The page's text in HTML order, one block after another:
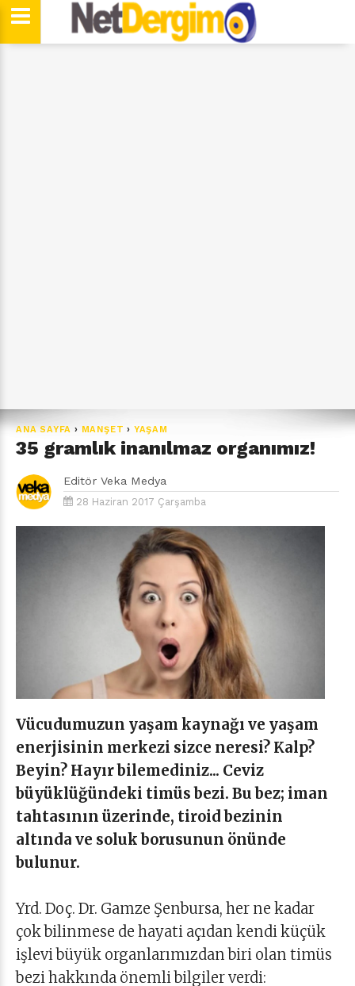
ANA SAYFA › MANŞET › YAŞAM
35 gramlık inanılmaz organımız!
Editör Veka Medya
28 Haziran 2017 Çarşamba
Vücudumuzun yaşam kaynağı ve yaşam
enerjisinin merkezi sizce neresi? Kalp?
Beyin? Hayır bilemediniz... Ceviz
büyüklüğündeki timüs bezi. Bu bez; iman
tahtasının üzerinde, tiroid bezinin
altında ve soluk borusunun önünde
bulunur.
Yrd. Doç. Dr. Gamze Şenbursa, her ne kadar
çok bilinmese de hayati açıdan kendi küçük
işlevi büyük organlarımızdan biri olan timüs
bezi hakkında önemli bilgiler verdi: